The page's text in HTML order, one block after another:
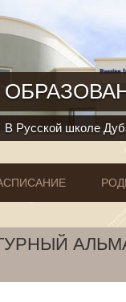
В Русской школе